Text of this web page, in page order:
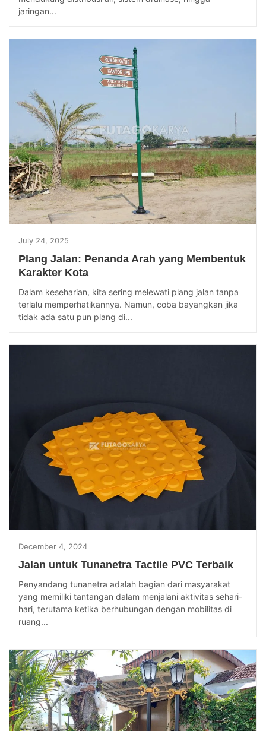
jaringan...
July 24, 2025
Plang Jalan: Penanda Arah yang Membentuk
Karakter Kota
Dalam keseharian, kita sering melewati plang jalan tanpa
terlalu memperhatikannya. Namun, coba bayangkan jika
tidak ada satu pun plang di...
December 4, 2024
Jalan untuk Tunanetra Tactile PVC Terbaik
Penyandang tunanetra adalah bagian dari masyarakat
yang memiliki tantangan dalam menjalani aktivitas sehari-
hari, terutama ketika berhubungan dengan mobilitas di
ruang...